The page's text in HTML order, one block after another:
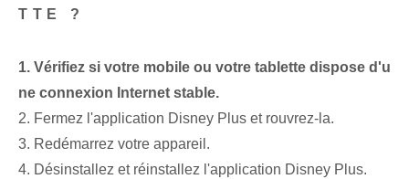
TTE ?
1. Vérifiez si votre mobile ou votre tablette dispose d'u
ne connexion Internet stable.
2. Fermez l'application Disney Plus et rouvrez-la.
3. Redémarrez votre appareil.
4. Désinstallez et réinstallez l'application Disney Plus.